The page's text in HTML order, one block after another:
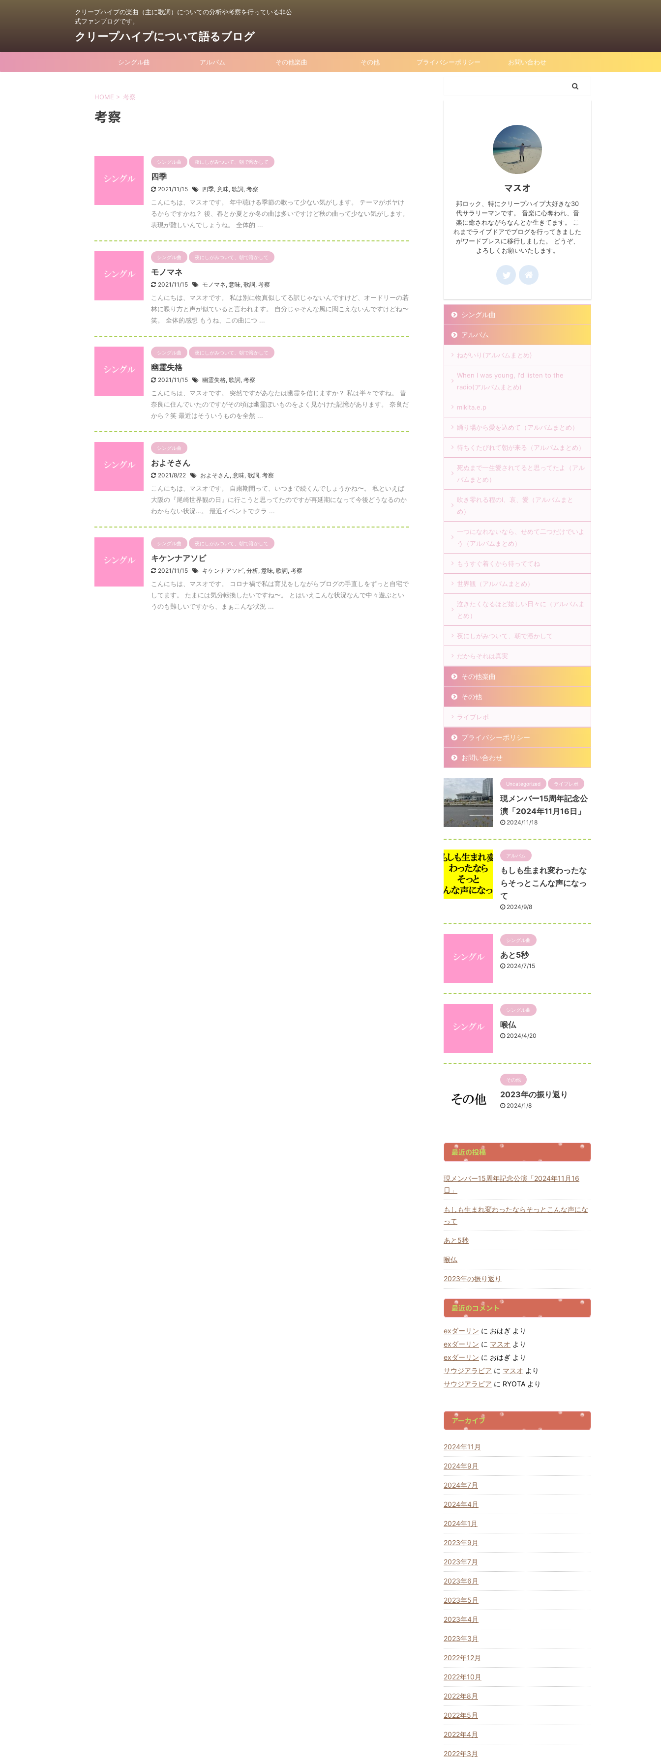
クリープハイプの楽曲（主に歌詞）についての分析や考察を行っている非公
式ファンブログです。
クリープハイプについて語るブログ
シングル曲 アルバム その他楽曲 その他 プライバシーポリシー お問い合わせ
HOME > 考察
考察
シングル曲 夜にしがみついて、朝で溶かして
四季
2021/11/15 四季, 意味, 歌詞, 考察
こんにちは、マスオです。 年中聴ける季節の歌って少ない気がします。 テーマがボヤけ
るからですかね？ 後、春とか夏とか冬の曲は多いですけど秋の曲って少ない気がします。
表現が難しいんでしょうね。 全体的 ...
シングル曲 夜にしがみついて、朝で溶かして
モノマネ
2021/11/15 モノマネ, 意味, 歌詞, 考察
こんにちは、マスオです。 私は別に物真似してる訳じゃないんですけど、オードリーの若
林に喋り方と声が似ていると言われます。 自分じゃそんな風に聞こえないんですけどね〜
笑。 全体的感想 もうね、この曲につ ...
シングル曲 夜にしがみついて、朝で溶かして
幽霊失格
2021/11/15 幽霊失格, 歌詞, 考察
こんにちは、マスオです。 突然ですがあなたは幽霊を信じますか？ 私は半々ですね。 昔
奈良に住んでいたのですがその頃は幽霊ぽいものをよく見かけた記憶があります。 奈良だ
から？笑 最近はそういうものを全然 ...
シングル曲
およそさん
2021/8/22 およそさん, 意味, 歌詞, 考察
こんにちは、マスオです。 自粛期間って、いつまで続くんでしょうかね〜。 私といえば
大阪の『尾崎世界観の日』に行こうと思ってたのですが再延期になって今後どうなるのか
わからない状況…。 最近イベントでクラ ...
シングル曲 夜にしがみついて、朝で溶かして
キケンナアソビ
2021/11/15 キケンナアソビ, 分析, 意味, 歌詞, 考察
こんにちは、マスオです。 コロナ禍で私は育児をしながらブログの手直しをずっと自宅で
してます。 たまには気分転換したいですね〜。 とはいえこんな状況なんで中々遊ぶとい
うのも難しいですから、まぁこんな状況 ...
マスオ
邦ロック、特にクリープハイプ大好きな30
代サラリーマンです。 音楽に心奪われ、音
楽に癒されながらなんとか生きてます。 こ
れまでライブドアでブログを行ってきました
がワードプレスに移行しました。 どうぞ、
よろしくお願いいたします。
シングル曲
アルバム
ねがいり(アルバムまとめ)
When I was young, I'd listen to the
radio(アルバムまとめ)
mikita.e.p
踊り場から愛を込めて（アルバムまとめ）
待ちくたびれて朝が来る（アルバムまとめ）
死ぬまで一生愛されてると思ってたよ（アル
バムまとめ）
吹き零れる程のI、哀、愛（アルバムまと
め）
一つになれないなら、せめて二つだけでいよ
う（アルバムまとめ）
もうすぐ着くから待っててね
世界観（アルバムまとめ）
泣きたくなるほど嬉しい日々に（アルバムま
とめ）
夜にしがみついて、朝で溶かして
だからそれは真実
その他楽曲
その他
ライブレポ
プライバシーポリシー
お問い合わせ
Uncategorized ライブレポ
現メンバー15周年記念公
演「2024年11月16日」
2024/11/18
アルバム
もしも生まれ変わったな
らそっとこんな声になっ
て
2024/9/8
シングル曲
あと5秒
2024/7/15
シングル曲
喉仏
2024/4/20
その他
2023年の振り返り
2024/1/8
最近の投稿
現メンバー15周年記念公演「2024年11月16
日」
もしも生まれ変わったならそっとこんな声にな
って
あと5秒
喉仏
2023年の振り返り
最近のコメント
exダーリン に おはぎ より
exダーリン に マスオ より
exダーリン に おはぎ より
サウジアラビア に マスオ より
サウジアラビア に RYOTA より
アーカイブ
2024年11月
2024年9月
2024年7月
2024年4月
2024年1月
2023年9月
2023年7月
2023年6月
2023年5月
2023年4月
2023年3月
2022年12月
2022年10月
2022年8月
2022年5月
2022年4月
2022年3月